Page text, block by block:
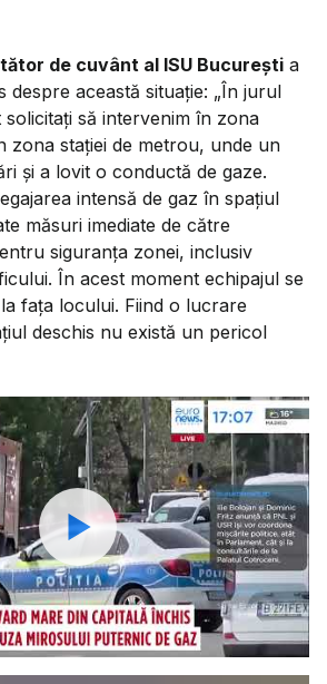
de cuvânt al ISU București a
despre această situație: „În jurul
să intervenim în zona
zona stației de metrou, unde un
și a lovit o conductă de gaze.
intensă de gaz în spațiul
măsuri imediate de către
siguranța zonei, inclusiv
În acest moment echipajul se
fața locului. Fiind o lucrare
deschis nu există un pericol
Watch